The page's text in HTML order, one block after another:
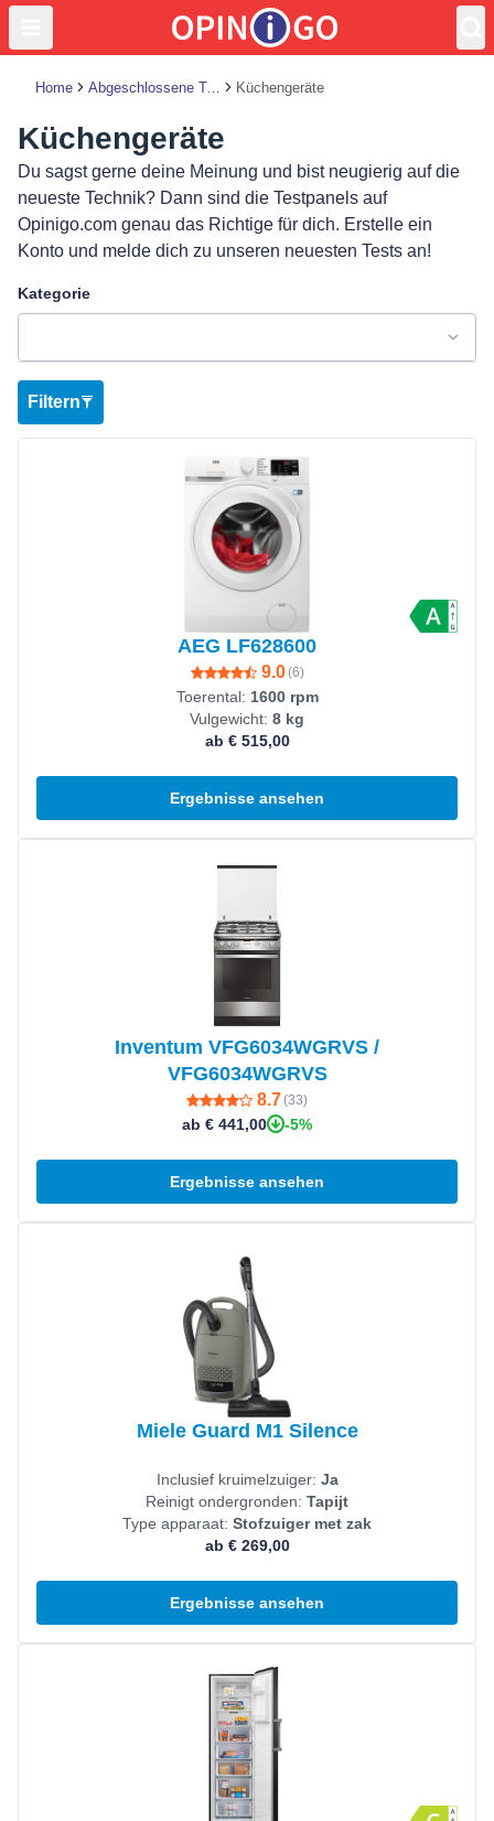
Home Abgeschlossene Tests Küchengeräte
Küchengeräte
Du sagst gerne deine Meinung und bist neugierig auf die
neueste Technik? Dann sind die Testpanels auf
Opinigo.com genau das Richtige für dich. Erstelle ein
Konto und melde dich zu unseren neuesten Tests an!
Kategorie
Filtern
AEG LF628600
9.0(6)
Toerental: 1600 rpm
Vulgewicht: 8 kg
ab € 515,00
Ergebnisse ansehen
Inventum VFG6034WGRVS /
VFG6034WGRVS
8.7(33)
ab € 441,00 -5%
Ergebnisse ansehen
Miele Guard M1 Silence
Inclusief kruimelzuiger: Ja
Reinigt ondergronden: Tapijt
Type apparaat: Stofzuiger met zak
ab € 269,00
Ergebnisse ansehen